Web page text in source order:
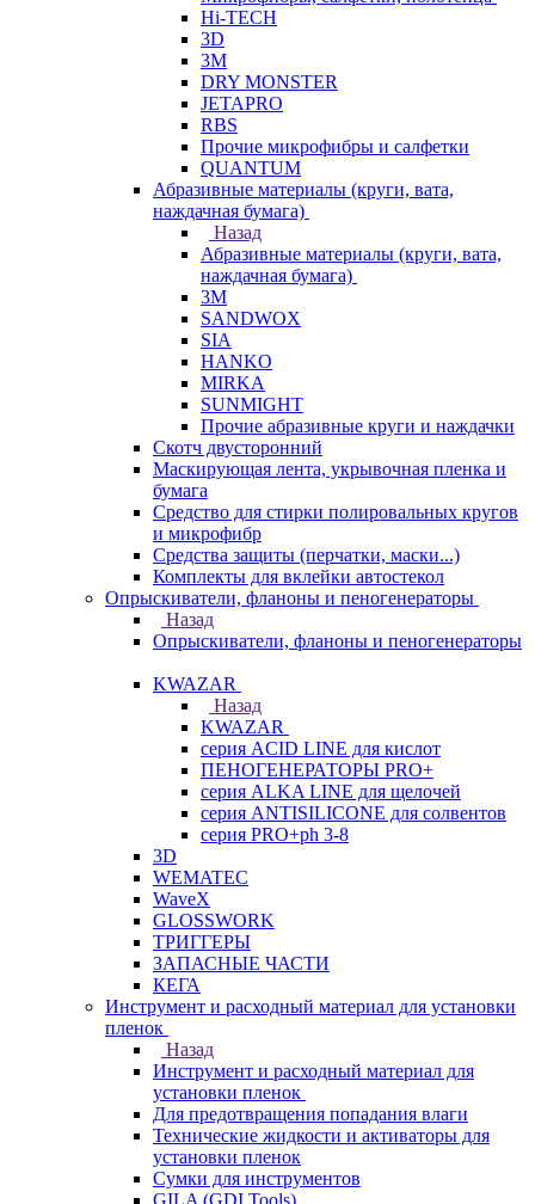
Hi-TECH
3D
3М
DRY MONSTER
JETAPRO
RBS
Прочие микрофибры и салфетки
QUANTUM
Абразивные материалы (круги, вата,
наждачная бумага)
Назад
Абразивные материалы (круги, вата,
наждачная бумага)
3М
SANDWOX
SIA
HANKO
MIRKA
SUNMIGHT
Прочие абразивные круги и наждачки
Скотч двусторонний
Маскирующая лента, укрывочная пленка и
бумага
Средство для стирки полировальных кругов
и микрофибр
Средства защиты (перчатки, маски...)
Комплекты для вклейки автостекол
Опрыскиватели, фланоны и пеногенераторы
Назад
Опрыскиватели, фланоны и пеногенераторы
KWAZAR
Назад
KWAZAR
серия ACID LINE для кислот
ПЕНОГЕНЕРАТОРЫ PRO+
серия ALKA LINE для щелочей
серия ANTISILICONE для солвентов
серия PRO+ph 3-8
3D
WEMATEC
WaveX
GLOSSWORK
ТРИГГЕРЫ
ЗАПАСНЫЕ ЧАСТИ
КЕГА
Инструмент и расходный материал для установки
пленок
Назад
Инструмент и расходный материал для
установки пленок
Для предотвращения попадания влаги
Технические жидкости и активаторы для
установки пленок
Сумки для инструментов
GILA (GDI Tools)